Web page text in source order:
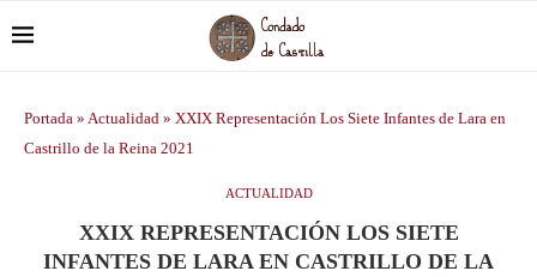
Portada » Actualidad » XXIX Representación Los Siete Infantes de Lara en
Castrillo de la Reina 2021
ACTUALIDAD
XXIX REPRESENTACIÓN LOS SIETE
INFANTES DE LARA EN CASTRILLO DE LA